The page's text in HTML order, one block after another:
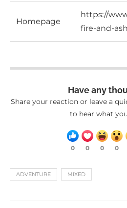
Homepage
https://
fire-and-ash
Have any
Share your reaction or leave a
to hear what
0 0 0 0
ADVENTURE MIXED